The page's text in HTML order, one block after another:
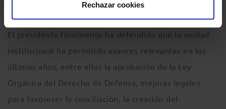
Rechazar cookies
El presidente finalmente ha defendido que la unidad
institucional ha permitido avances relevantes en los
últimos años, entre ellos la aprobación de la Ley
Orgánica del Derecho de Defensa, mejoras legales
para favorecer la conciliación, la creación del